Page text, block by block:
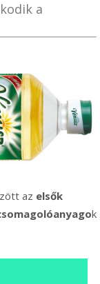
a
az elsők
k